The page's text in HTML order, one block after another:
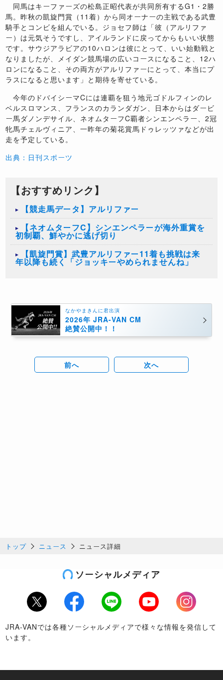
同馬はキーファーズの松島正昭代表が共同所有するG1・2勝
馬。昨秋の凱旋門賞（11着）から同オーナーの主戦である武豊
騎手とコンビを組んでいる。ジョセフ師は「彼（アルリファ
ー）は元気そうですし、アイルランドに戻ってからもいい状態
です。サウジアラビアの10ハロンは彼にとって、いい始動戦と
なりましたが、メイダン競馬場の広いコースになること、12ハ
ロンになること、その両方がアルリファーにとって、本当にプ
ラスになると思います」と期待を寄せている。
今年のドバイシーマCには連覇を狙う地元ゴドルフィンのレ
ベルスロマンス、フランスのカランダガン、日本からはダービ
ー馬ダノンデサイル、ネオムターフC覇者シンエンペラー、2冠
牝馬チェルヴィニア、一昨年の菊花賞馬ドゥレッツァなどが出
走を予定している。
出典：日刊スポーツ
【おすすめリンク】
【競走馬データ】アルリファー
​【ネオムターフC】シンエンペラーが海外重賞を
初制覇、鮮やかに逃げ切り
【凱旋門賞】武豊アルリファー11着も挑戦は来
年以降も続く「ジョッキーやめられませんね」
なかやまきんに君出演
2026年 JRA-VAN CM
絶賛公開中！！
前へ 次へ
トップ ニュース ニュース詳細
ソーシャルメディア
Twitter Facebook LINE Youtube
Instagram
JRA-VANでは各種ソーシャルメディアで様々な情報を発信して
います。